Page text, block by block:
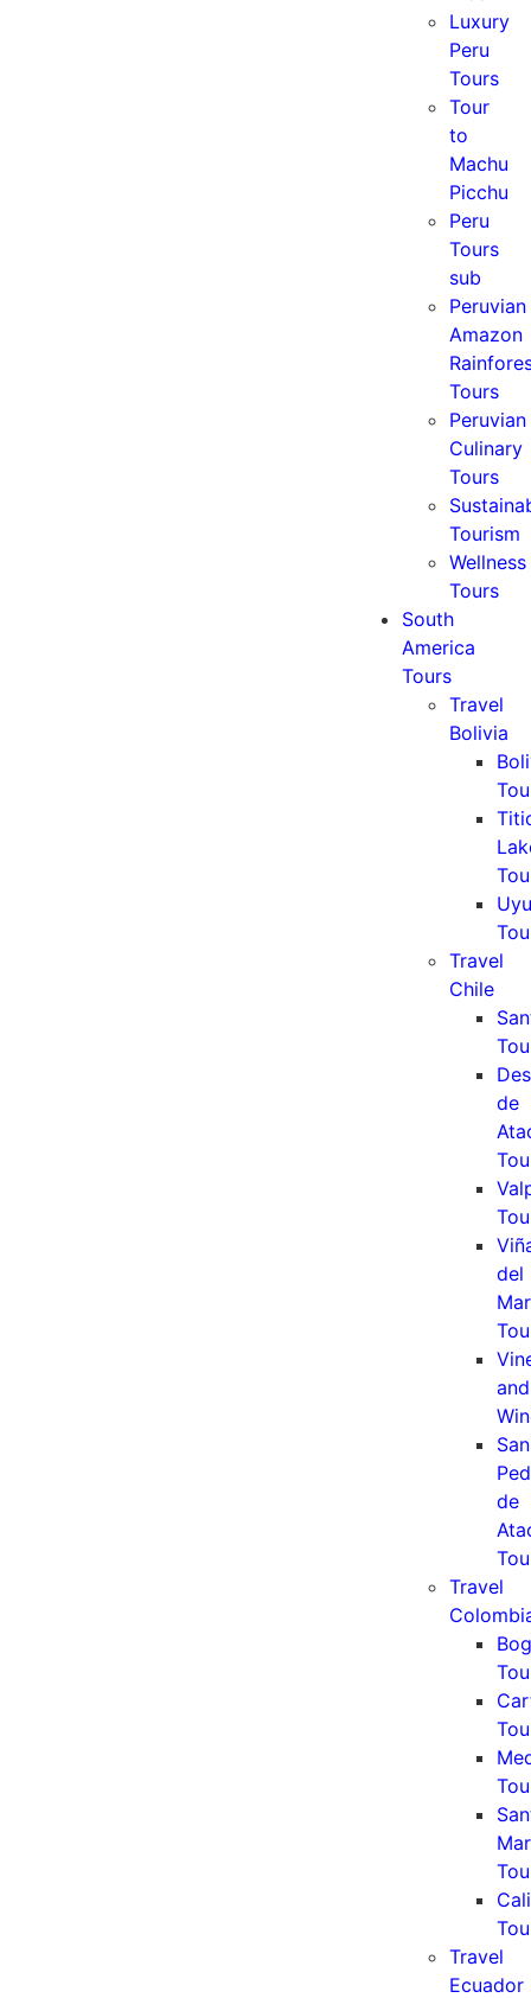
Luxury
Peru
Tours
Tour
to
Machu
Picchu
Peru
Tours
sub
Peruvian
Amazon
Tours
Peruvian
Culinary
Tours
Tourism
Wellness
Tours
South
America
Tours
Travel
Bolivia
Travel
Chile
de
del
Mar
and
San
de
Travel
Cali
Travel
Ecuador